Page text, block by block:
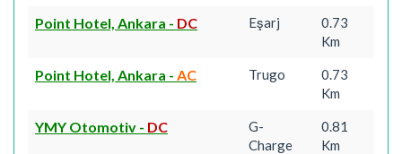
Point Hotel, Ankara - DC Eşarj
0.73
Km
Point Hotel, Ankara - AC Trugo
0.73
Km
YMY Otomotiv - DC
G-
Charge
0.81
Km